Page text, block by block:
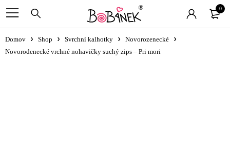
0
Domov Shop Svrchní kalhotky
Novorozenecké
Novorodenecké vrchné nohavičky suchý zips – Pri mori